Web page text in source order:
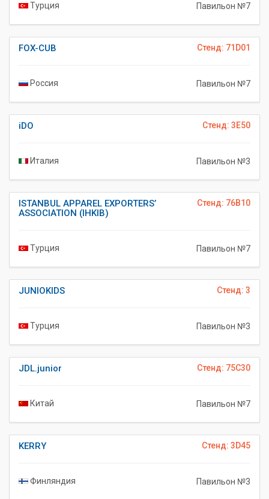
Турция Павильон №7
Стенд: 71D01
FOX-CUB
Россия Павильон №7
Стенд: 3E50
iDO
Италия Павильон №3
Стенд: 76B10
ISTANBUL APPAREL EXPORTERS’
ASSOCIATION (IHKIB)
Турция Павильон №7
Стенд: 3
JUNIOKIDS
Турция Павильон №3
Стенд: 75C30
JDL.junior
Китай Павильон №7
Стенд: 3D45
KERRY
Финляндия Павильон №3